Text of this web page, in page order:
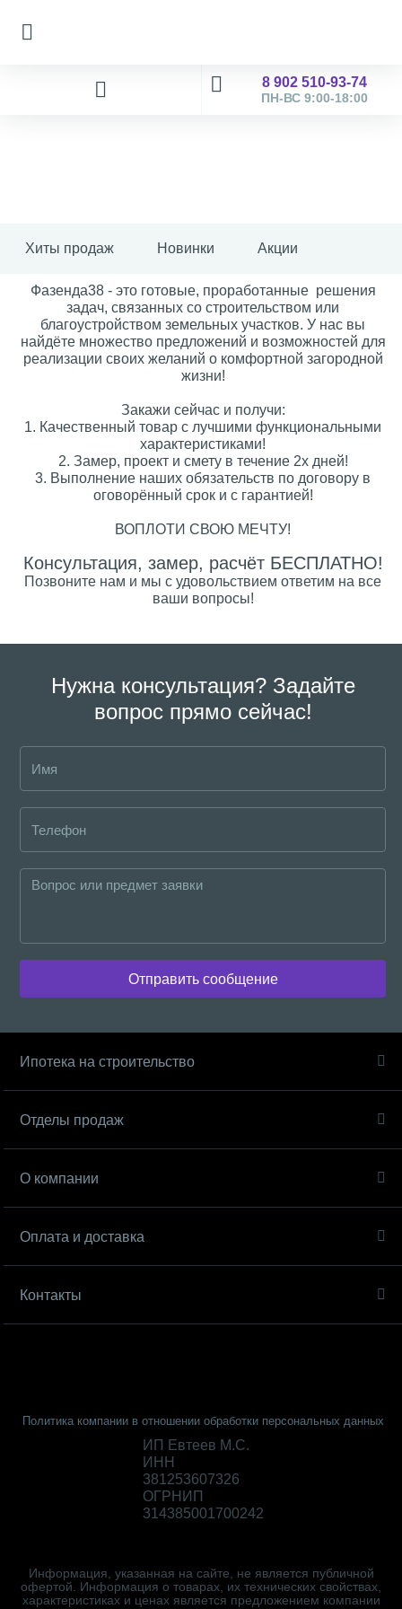
8 902 510-93-74
ПН-ВС 9:00-18:00
Хиты продаж Новинки Акции
Фазенда38 - это готовые, проработанные решения
задач, связанных со строительством или
благоустройством земельных участков. У нас вы
найдёте множество предложений и возможностей для
реализации своих желаний о комфортной загородной
жизни!
Закажи сейчас и получи:
1. Качественный товар с лучшими функциональными
характеристиками!
2. Замер, проект и смету в течение 2х дней!
3. Выполнение наших обязательств по договору в
оговорённый срок и с гарантией!
ВОПЛОТИ СВОЮ МЕЧТУ!
Консультация, замер, расчёт БЕСПЛАТНО!
Позвоните нам и мы с удовольствием ответим на все
ваши вопросы!
Нужна консультация? Задайте
вопрос прямо сейчас!
Отправить сообщение
Ипотека на строительство
Отделы продаж
О компании
Оплата и доставка
Контакты
Политика компании в отношении обработки персональных данных
ИП Евтеев М.С.
ИНН
381253607326
ОГРНИП
314385001700242
Информация, указанная на сайте, не является публичной
офертой. Информация о товарах, их технических свойствах,
характеристиках и ценах является предложением компании